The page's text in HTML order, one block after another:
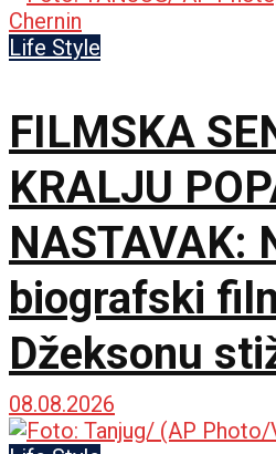
na 79. izdanju
Life Style
FILMSKA
KRALJU
NASTAVAK:
biografski
Džeksonu
bioskope
08.08.2026